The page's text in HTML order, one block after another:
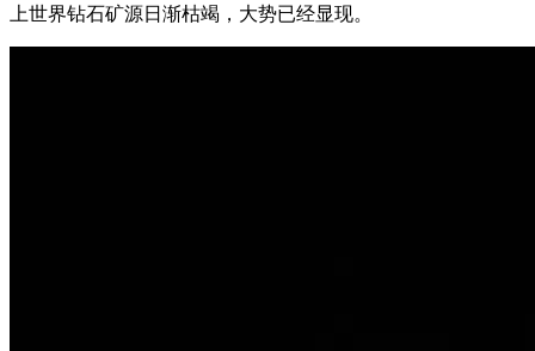
上世界钻石矿源日渐枯竭，大势已经显现。